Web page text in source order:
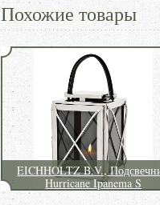
Похожие товары
EICHHOLTZ B.V.,
Hurricane Ipanema S